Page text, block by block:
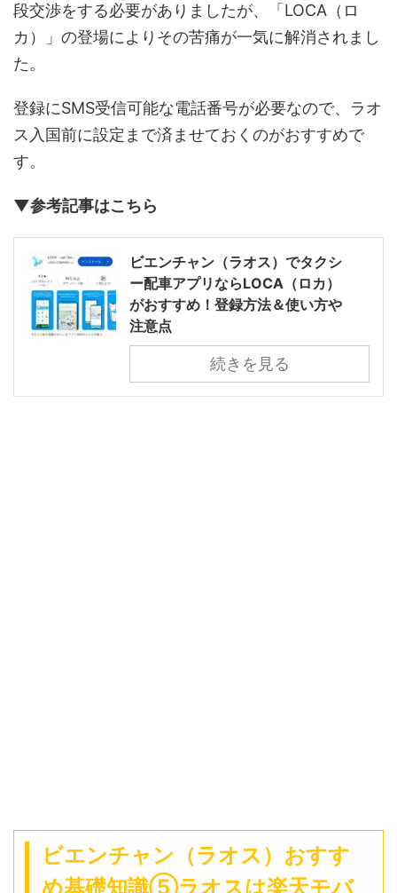
段交渉をする必要がありましたが、「LOCA（ロ
カ）」の登場によりその苦痛が一気に解消されまし
た。
登録にSMS受信可能な電話番号が必要なので、ラオ
ス入国前に設定まで済ませておくのがおすすめで
す。
▼参考記事はこちら
ビエンチャン（ラオス）でタクシ
ー配車アプリならLOCA（ロカ）
がおすすめ！登録方法＆使い方や
注意点
続きを見る
ビエンチャン（ラオス）おすす
め基礎知識⑤ラオスは楽天モバ